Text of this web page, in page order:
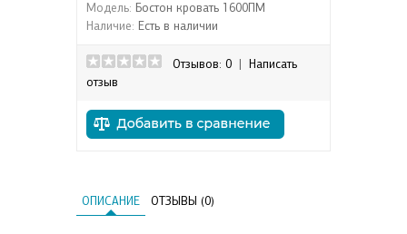
Модель: Бостон кровать 1600ПМ
Наличие: Есть в наличии
Отзывов: 0
Написать
отзыв
ОПИСАНИЕ ОТЗЫВЫ (0)